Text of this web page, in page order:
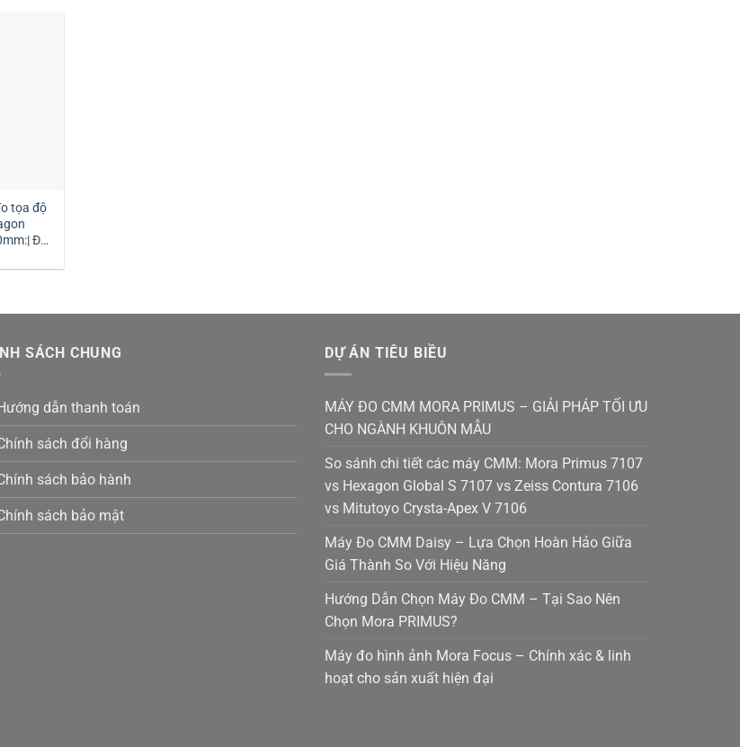
tọa độ
Đại
SÁCH CHUNG
Hướng dẫn thanh toán
sách đổi hàng
sách bảo hành
sách bảo mật
DỰ ÁN TIÊU BIỀU
MÁY ĐO CMM MORA PRIMUS – GIẢI PHÁP TỐI ƯU
CHO NGÀNH KHUÔN MẪU
So sánh chi tiết các máy CMM: Mora Primus 7107
vs Hexagon Global S 7107 vs Zeiss Contura 7106
vs Mitutoyo Crysta-Apex V 7106
Máy Đo CMM Daisy – Lựa Chọn Hoàn Hảo Giữa
Giá Thành So Với Hiệu Năng
Hướng Dẫn Chọn Máy Đo CMM – Tại Sao Nên
Chọn Mora PRIMUS?
Máy đo hình ảnh Mora Focus – Chính xác & linh
hoạt cho sản xuất hiện đại